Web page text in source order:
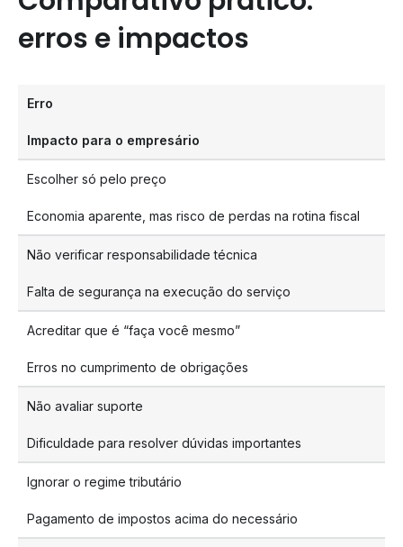
erros e impactos
Erro
Impacto para o empresário
Escolher só pelo preço
Economia aparente, mas risco de perdas na rotina fiscal
Não verificar responsabilidade técnica
Falta de segurança na execução do serviço
Acreditar que é “faça você mesmo”
Erros no cumprimento de obrigações
Não avaliar suporte
Dificuldade para resolver dúvidas importantes
Ignorar o regime tributário
Pagamento de impostos acima do necessário